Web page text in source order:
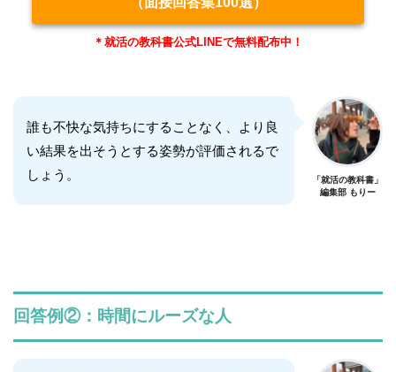
＊就活の教科書公式LINEで無料配布中！
誰も不快な気持ちにすることなく、より良
い結果を出そうとする姿勢が評価されるで
しょう。
「就活の教科書」
編集部 もりー
回答例②：時間にルーズな人